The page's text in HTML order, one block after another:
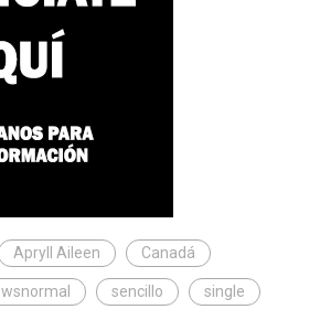
Apryll Aileen Canadá
sencillo single